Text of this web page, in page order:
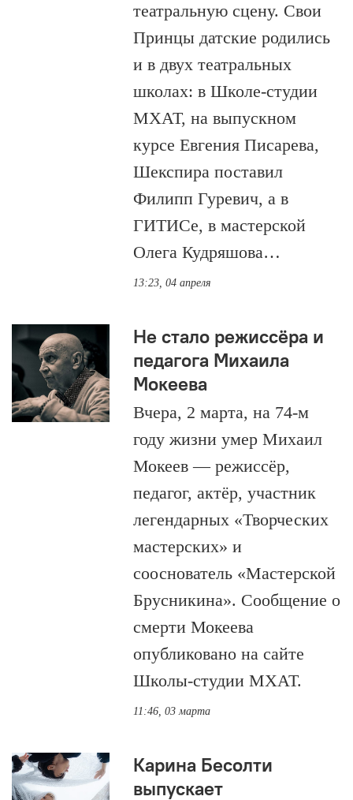
театральную сцену. Свои
Принцы датские родились
и в двух театральных
школах: в Школе-студии
МХАТ, на выпускном
курсе Евгения Писарева,
Шекспира поставил
Филипп Гуревич, а в
ГИТИСе, в мастерской
Олега Кудряшова…
13:23, 04 апреля
Не стало режиссёра и
педагога Михаила
Мокеева
Вчера, 2 марта, на 74-м
году жизни умер Михаил
Мокеев — режиссёр,
педагог, актёр, участник
легендарных «Творческих
мастерских» и
сооснователь «Мастерской
Брусникина». Сообщение о
смерти Мокеева
опубликовано на сайте
Школы-студии МХАТ.
11:46, 03 марта
Карина Бесолти
выпускает